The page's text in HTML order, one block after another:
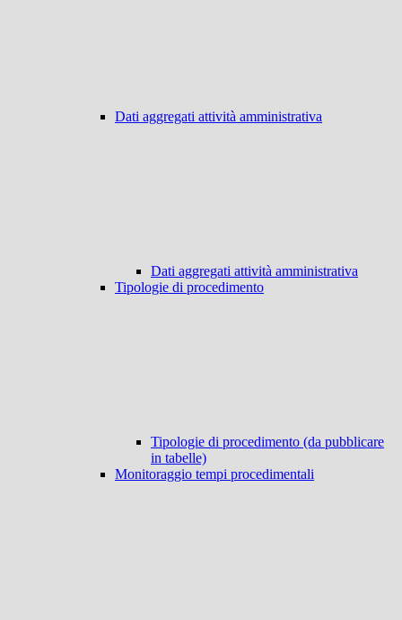
Dati aggregati attività amministrativa
Dati aggregati attività amministrativa
Tipologie di procedimento
Tipologie di procedimento (da pubblicare
in tabelle)
Monitoraggio tempi procedimentali